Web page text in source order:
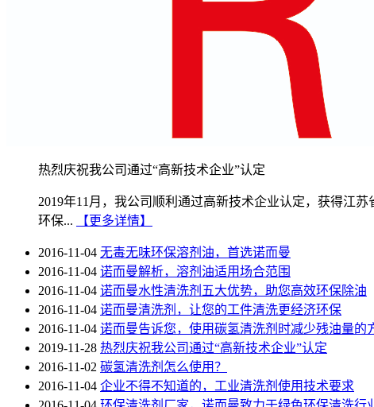
热烈庆祝我公司通过“高新技术企业”认定
2019年11月，我公司顺利通过高新技术企业认定，获得江
环保...
【更多详情】
2016-11-04 无毒无味环保溶剂油，首选诺而曼
2016-11-04 诺而曼解析，溶剂油适用场合范围
2016-11-04 诺而曼水性清洗剂五大优势，助您高效环保除油
2016-11-04 诺而曼清洗剂，让您的工件清洗更经济环保
2016-11-04 诺而曼告诉您，使用碳氢清洗剂时减少残油量的
2019-11-28 热烈庆祝我公司通过“高新技术企业”认定
2016-11-02 碳氢清洗剂怎么使用？
2016-11-04 企业不得不知道的，工业清洗剂使用技术要求